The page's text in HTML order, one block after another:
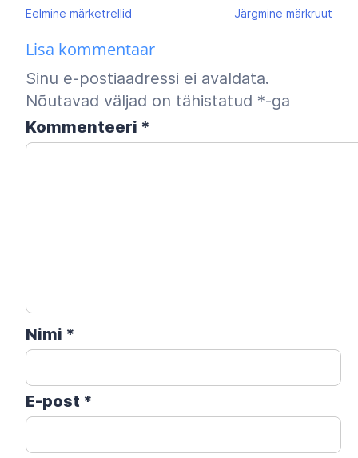
Navigeerimine
Eelmine märketrellid Järgmine märkruut
Lisa kommentaar
Sinu e-postiaadressi ei avaldata.
Nõutavad väljad on tähistatud *-ga
Kommenteeri *
Nimi *
E-post *